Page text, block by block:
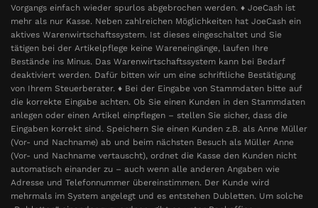
Vorgangs einfach wieder spurlos abgebrochen werden. ♦ JoeCash ist
mehr als nur Kasse. Neben zahlreichen Möglichkeiten hat JoeCash ein
aktives Warenwirtschaftssystem. Ist dieses eingeschaltet und Sie
tätigen bei der Artikelpflege keine Wareneingänge, laufen Ihre
Bestände ins Minus. Das Warenwirtschaftssystem kann bei Bedarf
deaktiviert werden. Dafür bitten wir um eine schriftliche Bestätigung
von Ihrem Steuerberater. ♦ Bei der Eingabe von Stammdaten bitte auf
die korrekte Eingabe achten. Ob Sie einen Kunden in den Stammdaten
anlegen oder einen Artikel einpflegen – stellen Sie sicher, dass die
Eingaben korrekt sind. Speichern Sie einen Kunden z.B. als Anne Müller
(Vor- und Nachname) ab und beim nächsten Besuch als Müller Anne
(Vor- und Nachname vertauscht), ordnet die Kasse den Kunden nicht
automatisch einander zu – auch wenn alle anderen Angaben wie
Adresse und Telefonnummer übereinstimmen. Der Kunde wird
mehrmals im System angelegt und es entstehen Dubletten. Um solche